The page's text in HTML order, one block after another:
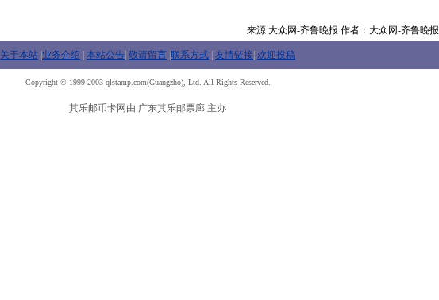
来源:大众网-齐鲁晚报 作者：大众网-齐鲁晚报
关于本站 业务介绍 本站公告 敬请留言 联系方式 友情链接 欢迎投稿
Copyright © 1999-2003 qlstamp.com(Guangzho), Ltd. All Rights Reserved.
其乐邮币卡网由 广东其乐邮票廊 主办